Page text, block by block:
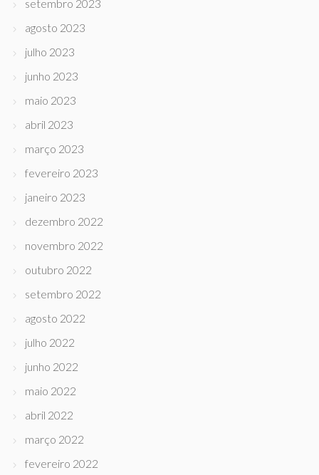
setembro 2023
agosto 2023
julho 2023
junho 2023
maio 2023
abril 2023
março 2023
fevereiro 2023
janeiro 2023
dezembro 2022
novembro 2022
outubro 2022
setembro 2022
agosto 2022
julho 2022
junho 2022
maio 2022
abril 2022
março 2022
fevereiro 2022